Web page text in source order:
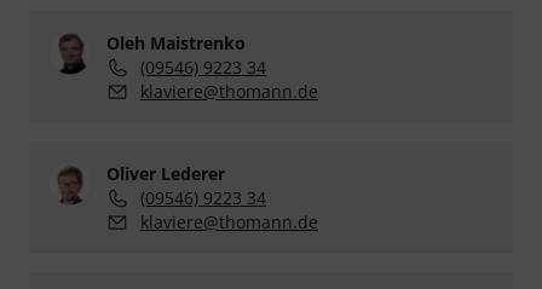
Oleh Maistrenko
(09546) 9223 34
klaviere@thomann.de
Oliver Lederer
(09546) 9223 34
klaviere@thomann.de